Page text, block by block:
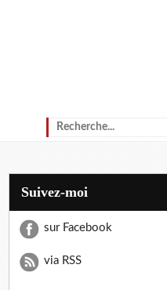
Suivez-moi
sur Facebook
via RSS